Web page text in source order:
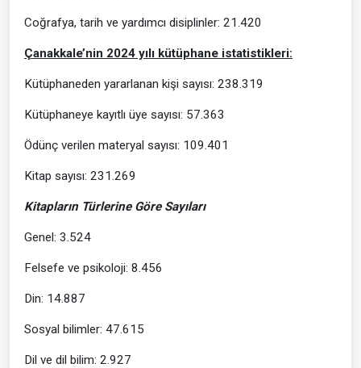
Coğrafya, tarih ve yardımcı disiplinler: 21.420
Çanakkale’nin 2024 yılı kütüphane istatistikleri:
Kütüphaneden yararlanan kişi sayısı: 238.319
Kütüphaneye kayıtlı üye sayısı: 57.363
Ödünç verilen materyal sayısı: 109.401
Kitap sayısı: 231.269
Kitapların Türlerine Göre Sayıları
Genel: 3.524
Felsefe ve psikoloji: 8.456
Din: 14.887
Sosyal bilimler: 47.615
Dil ve dil bilim: 2.927